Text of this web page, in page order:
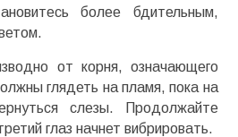
более бдительным,
от корня, означающего
глядеть на пламя, пока на
слезы. Продолжайте
глаз начнет вибрировать.